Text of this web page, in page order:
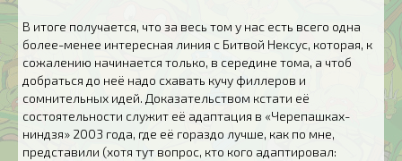
В итоге получается, что за весь том у нас есть всего одна
более-менее интересная линия с Битвой Нексус, которая, к
сожалению начинается только, в середине тома, а чтоб
добраться до неё надо схавать кучу филлеров и
сомнительных идей. Доказательством кстати её
состоятельности служит её адаптация в «Черепашках-
ниндзя» 2003 года, где её гораздо лучше, как по мне,
представили (хотя тут вопрос, кто кого адаптировал: